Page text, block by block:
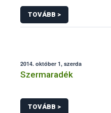
TOVÁBB >
2014. október 1, szerda
Szermaradék
TOVÁBB >